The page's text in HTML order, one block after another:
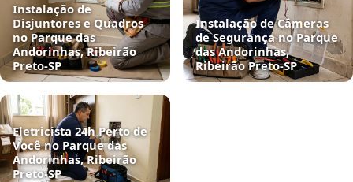
Instalação de
Disjuntores e Quadros
no Parque das
Andorinhas, Ribeirão
Preto‑SP
Instalação de Câmeras
de Segurança no Parque
das Andorinhas,
Ribeirão Preto‑SP
Eletricista 24h Perto de
Você no Parque das
Andorinhas, Ribeirão
Preto‑SP